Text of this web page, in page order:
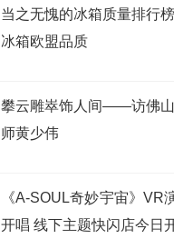
当之无愧的冰箱质量排行
冰箱欧盟品质
攀云雕崒饰人间——访佛
师黄少伟
《A-SOUL奇妙宇宙》VR
开唱 线下主题快闪店今日